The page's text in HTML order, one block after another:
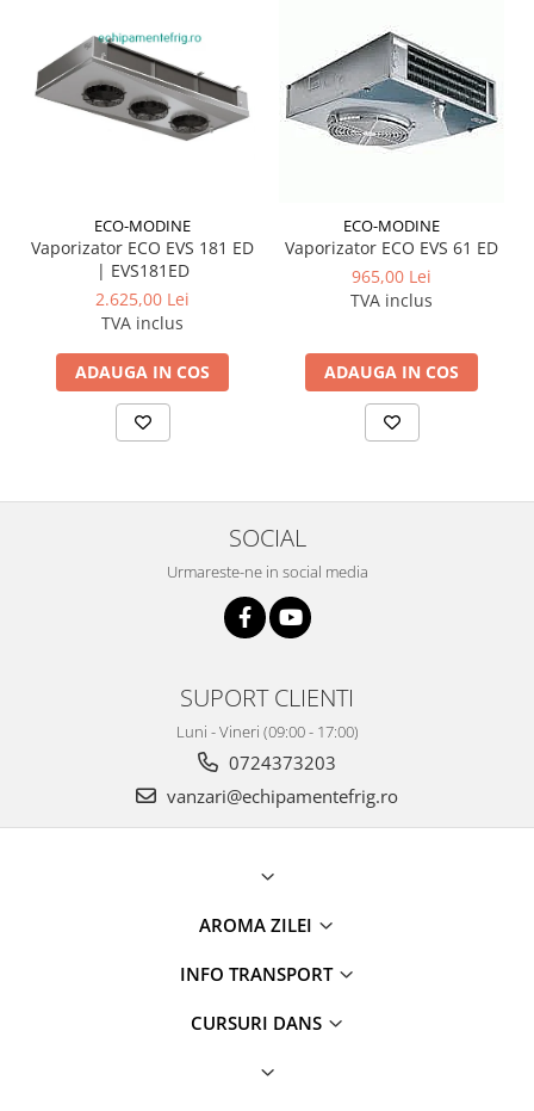
ECO-MODINE
Vaporizator ECO EVS 181 ED
| EVS181ED
2.625,00 Lei
TVA inclus
ADAUGA IN COS
ECO-MODINE
Vaporizator ECO EVS 61 ED
965,00 Lei
TVA inclus
ADAUGA IN COS
SOCIAL
Urmareste-ne in social media
SUPORT CLIENTI
Luni - Vineri (09:00 - 17:00)
0724373203
vanzari@echipamentefrig.ro
AROMA ZILEI
INFO TRANSPORT
CURSURI DANS